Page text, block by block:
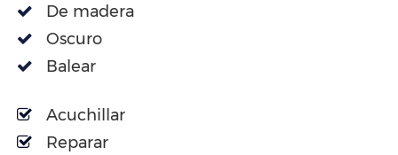
De madera
Oscuro
Balear
Acuchillar
Reparar